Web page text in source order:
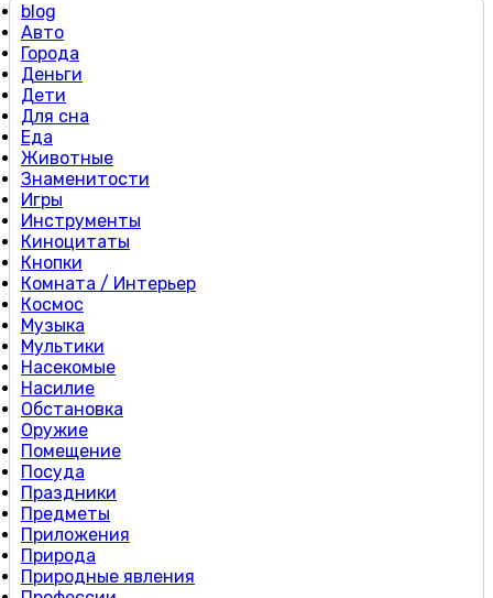
blog
Авто
Города
Деньги
Дети
Для сна
Еда
Животные
Знаменитости
Игры
Инструменты
Киноцитаты
Кнопки
Комната / Интерьер
Космос
Музыка
Мультики
Насекомые
Насилие
Обстановка
Оружие
Помещение
Посуда
Праздники
Предметы
Приложения
Природа
Природные явления